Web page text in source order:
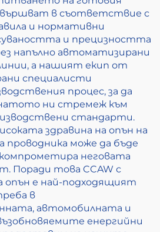
в съответствие с
и нормативни
и прецизността
напълно автоматизирани
а нашият екип от
специалисти
процес, за да
ни стремеж към
стандарти.
здравина на опън на
проводника може да бъде
компрометира неговата
Поради това CCAW с
опън е най-подходящият
в
автомобилната и
енергийни